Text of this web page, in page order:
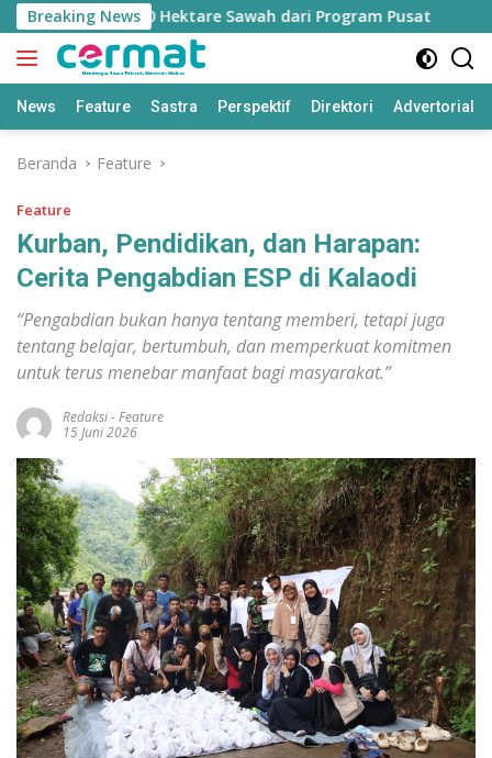
Langsung
ke
konten
Breaking News
Jatah 7.500 Hektare Sawah dari Program Pusat
News Feature Sastra Perspektif Direktori Advertorial
Beranda Feature
Feature
Kurban, Pendidikan, dan Harapan:
Cerita Pengabdian ESP di Kalaodi
“Pengabdian bukan hanya tentang memberi, tetapi juga
tentang belajar, bertumbuh, dan memperkuat komitmen
untuk terus menebar manfaat bagi masyarakat.”
Redaksi-Feature
15 Juni 2026